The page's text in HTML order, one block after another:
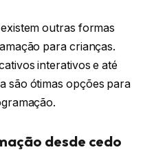
outras formas
para crianças.
interativos e até
são ótimas opções para
desde cedo